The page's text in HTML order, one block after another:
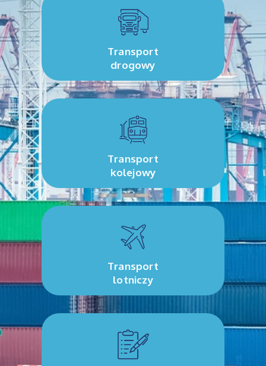
Transport
drogowy
Transport
kolejowy
Transport
lotniczy